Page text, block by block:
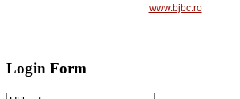
www.bjbc.ro
Login Form